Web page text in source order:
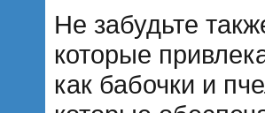
Не забудьте
которые
как бабочки и